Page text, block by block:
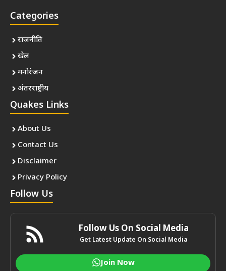
Categories
राजनीति
खेल
मनोरंजन
अंतरराष्ट्रीय
Quakes Links
About Us
Contact Us
Disclaimer
Privacy Policy
Follow Us
Follow Us On Social Media
Get Latest Update On Social Media
Join Now